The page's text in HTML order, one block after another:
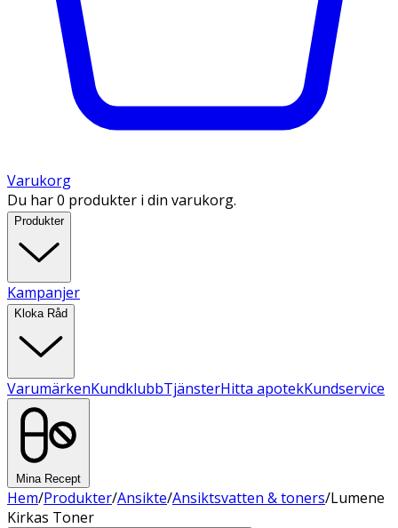
Varukorg
Du har 0 produkter i din varukorg.
Produkter
Kampanjer
Kloka Råd
VarumärkenKundklubbTjänsterHitta apotekKundservice
Mina Recept
Hem/Produkter/Ansikte/Ansiktsvatten & toners/Lumene
Kirkas Toner